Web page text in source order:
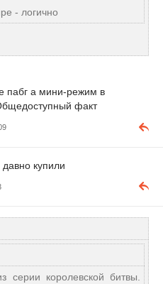
- логично
пабг а мини-режим в
факт
купили
серии королевской битвы.